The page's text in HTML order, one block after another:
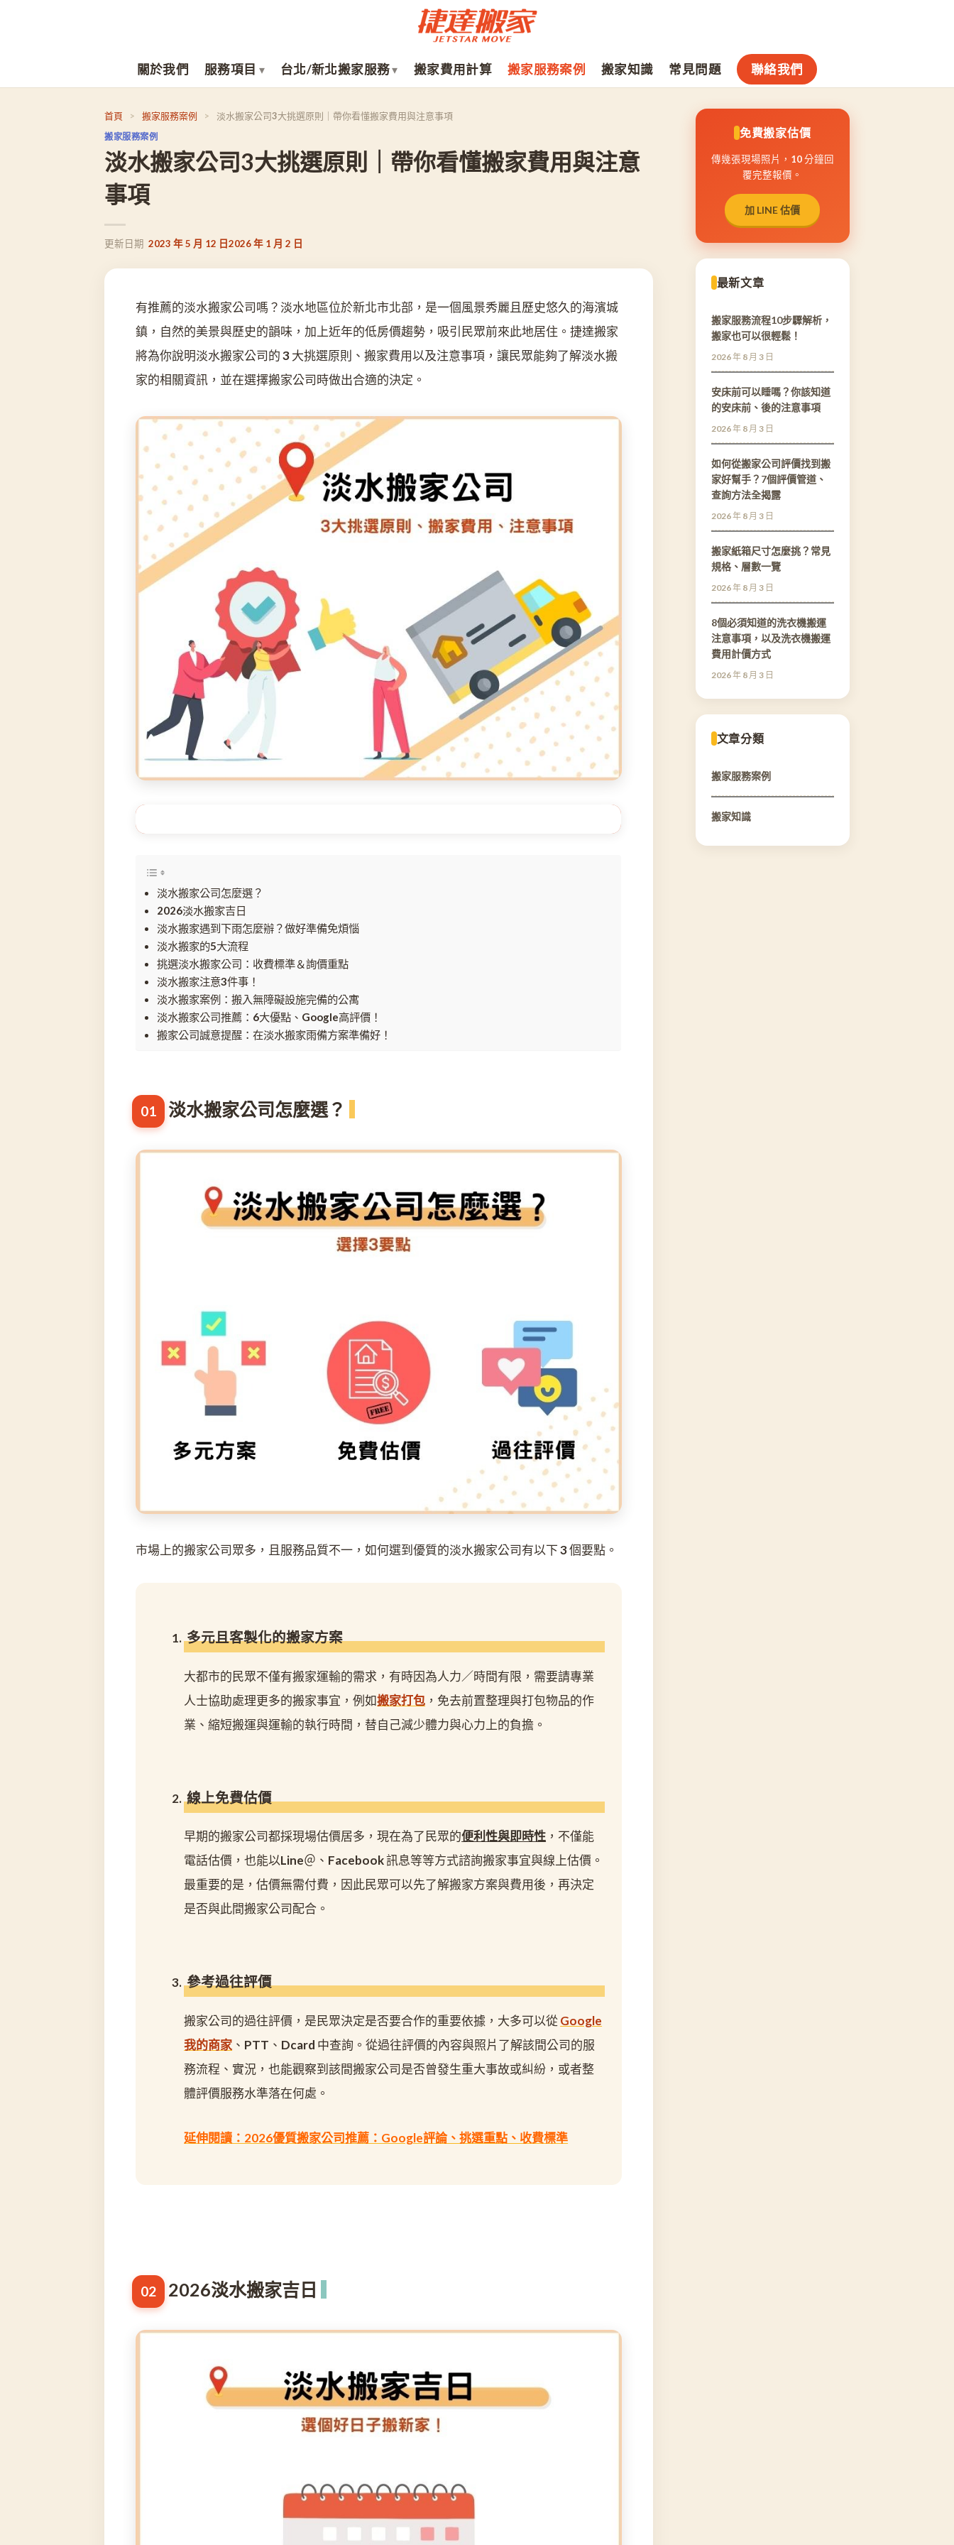
關於我們
服務項目 台北/新北搬家服務 搬家費用計算 搬家服務案例 搬家知識 常見問題 聯絡我們
首頁 > 搬家服務案例 > 淡水搬家公司3大挑選原則｜帶你看懂搬家費用與注意事項
搬家服務案例
淡水搬家公司3大挑選原則｜帶你看懂搬家費用與注意
事項
2023 年 5 月 12 日2026 年 1 月 2 日
有推薦的淡水搬家公司嗎？淡水地區位於新北市北部，是一個風景秀麗且歷史悠久的海濱城
鎮，自然的美景與歷史的韻味，加上近年的低房價趨勢，吸引民眾前來此地居住。捷達搬家
將為你說明淡水搬家公司的 3 大挑選原則、搬家費用以及注意事項，讓民眾能夠了解淡水搬
家的相關資訊，並在選擇搬家公司時做出合適的決定。
淡水搬家公司怎麼選？
2026淡水搬家吉日
淡水搬家遇到下雨怎麼辦？做好準備免煩惱
淡水搬家的5大流程
挑選淡水搬家公司：收費標準＆詢價重點
淡水搬家注意3件事！
淡水搬家案例：搬入無障礙設施完備的公寓
淡水搬家公司推薦：6大優點、Google高評價！
搬家公司誠意提醒：在淡水搬家雨備方案準備好！
淡水搬家公司怎麼選？
市場上的搬家公司眾多，且服務品質不一，如何選到優質的淡水搬家公司有以下 3 個要點。
多元且客製化的搬家方案
大都市的民眾不僅有搬家運輸的需求，有時因為人力／時間有限，需要請專業
人士協助處理更多的搬家事宜，例如搬家打包 ，免去前置整理與打包物品的作
業、縮短搬運與運輸的執行時間，替自己減少體力與心力上的負擔。
線上免費估價
早期的搬家公司都採現場估價居多，現在為了民眾的便利性與即時性 ，不僅能
電話估價，也能以Line＠、Facebook 訊息等等方式諮詢搬家事宜與線上估價。
最重要的是，估價無需付費，因此民眾可以先了解搬家方案與費用後，再決定
是否與此間搬家公司配合。
參考過往評價
搬家公司的過往評價，是民眾決定是否要合作的重要依據，大多可以從Google
我的商家 、PTT、Dcard 中查詢。從過往評價的內容與照片了解該間公司的服
務流程、實況，也能觀察到該間搬家公司是否曾發生重大事故或糾紛，或者整
體評價服務水準落在何處。
延伸閱讀：2026優質搬家公司推薦：Google評論、挑選重點、收費標準
2026淡水搬家吉日
免費搬家估價
傳幾張現場照片，10 分鐘回
覆完整報價。
加 LINE 估價
最新文章
搬家服務流程10步驟解析，
搬家也可以很輕鬆！
2026 年 8 月 3 日
安床前可以睡嗎？你該知道
的安床前、後的注意事項
2026 年 8 月 3 日
如何從搬家公司評價找到搬
家好幫手？7個評價管道、
查詢方法全揭露
2026 年 8 月 3 日
搬家紙箱尺寸怎麼挑？常見
規格、層數一覽
2026 年 8 月 3 日
8個必須知道的洗衣機搬運
注意事項，以及洗衣機搬運
費用計價方式
2026 年 8 月 3 日
文章分類
搬家服務案例
搬家知識